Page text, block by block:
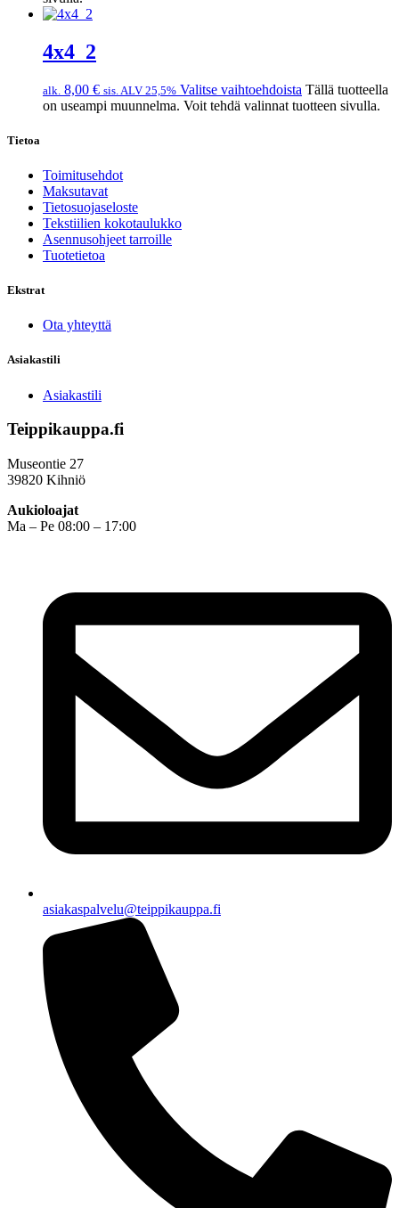
4x4_2
alk. 8,00 € sis. ALV 25,5% Valitse vaihtoehdoista Tällä tuotteella
on useampi muunnelma. Voit tehdä valinnat tuotteen sivulla.
Tietoa
Toimitusehdot
Maksutavat
Tietosuojaseloste
Tekstiilien kokotaulukko
Asennusohjeet tarroille
Tuotetietoa
Ekstrat
Ota yhteyttä
Asiakastili
Asiakastili
Teippikauppa.fi
Museontie 27
39820 Kihniö
Aukioloajat
Ma – Pe 08:00 – 17:00
asiakaspalvelu@teippikauppa.fi